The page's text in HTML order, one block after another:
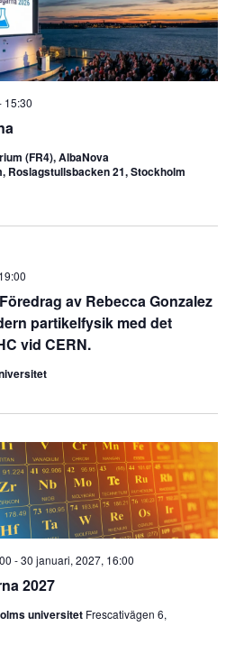
15:30
(FR4), AlbaNova
Roslagstullsbacken 21, Stockholm
av Rebecca Gonzalez
partikelfysik med det
vid CERN.
19:00
2027
-30 januari, 2027, 16:00
universitet Frescativägen 6,